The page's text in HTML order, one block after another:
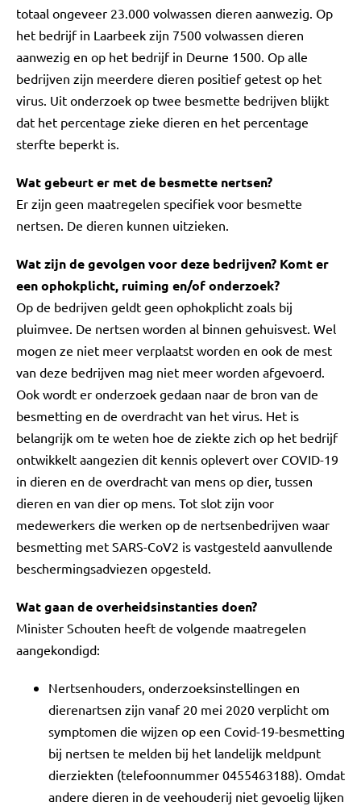
totaal ongeveer 23.000 volwassen dieren aanwezig. Op
het bedrijf in Laarbeek zijn 7500 volwassen dieren
aanwezig en op het bedrijf in Deurne 1500. Op alle
bedrijven zijn meerdere dieren positief getest op het
virus. Uit onderzoek op twee besmette bedrijven blijkt
dat het percentage zieke dieren en het percentage
sterfte beperkt is.
Wat gebeurt er met de besmette nertsen?
Er zijn geen maatregelen specifiek voor besmette
nertsen. De dieren kunnen uitzieken.
Wat zijn de gevolgen voor deze bedrijven? Komt er
een ophokplicht, ruiming en/of onderzoek?
Op de bedrijven geldt geen ophokplicht zoals bij
pluimvee. De nertsen worden al binnen gehuisvest. Wel
mogen ze niet meer verplaatst worden en ook de mest
van deze bedrijven mag niet meer worden afgevoerd.
Ook wordt er onderzoek gedaan naar de bron van de
besmetting en de overdracht van het virus. Het is
belangrijk om te weten hoe de ziekte zich op het bedrijf
ontwikkelt aangezien dit kennis oplevert over COVID-19
in dieren en de overdracht van mens op dier, tussen
dieren en van dier op mens. Tot slot zijn voor
medewerkers die werken op de nertsenbedrijven waar
besmetting met SARS-CoV2 is vastgesteld aanvullende
beschermingsadviezen opgesteld.
Wat gaan de overheidsinstanties doen?
Minister Schouten heeft de volgende maatregelen
aangekondigd:
Nertsenhouders, onderzoeksinstellingen en
dierenartsen zijn vanaf 20 mei 2020 verplicht om
symptomen die wijzen op een Covid-19-besmetting
bij nertsen te melden bij het landelijk meldpunt
dierziekten (telefoonnummer 0455463188). Omdat
andere dieren in de veehouderij niet gevoelig lijken